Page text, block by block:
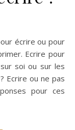
Ecrire pour
soi ou sur les
Ecrire ou ne pas
pour ces